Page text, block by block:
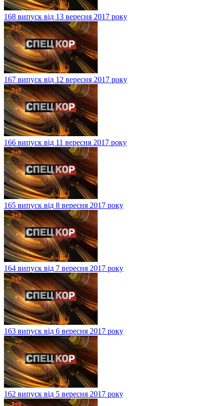
168 випуск від 13 вересня 2017 року
167 випуск від 12 вересня 2017 року
166 випуск від 11 вересня 2017 року
165 випуск від 8 вересня 2017 року
164 випуск від 7 вересня 2017 року
163 випуск від 6 вересня 2017 року
162 випуск від 5 вересня 2017 року